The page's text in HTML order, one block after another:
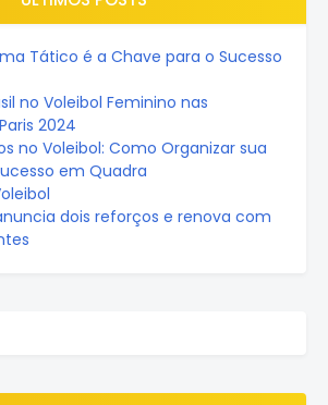
Tático é a Chave para o Sucesso
no Voleibol Feminino nas
2024
no Voleibol: Como Organizar sua
em Quadra
dois reforços e renova com